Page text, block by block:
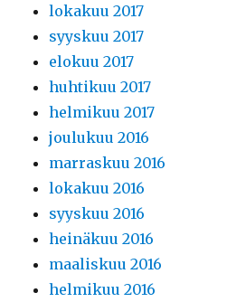
lokakuu 2017
syyskuu 2017
elokuu 2017
huhtikuu 2017
helmikuu 2017
joulukuu 2016
marraskuu 2016
lokakuu 2016
syyskuu 2016
heinäkuu 2016
maaliskuu 2016
helmikuu 2016